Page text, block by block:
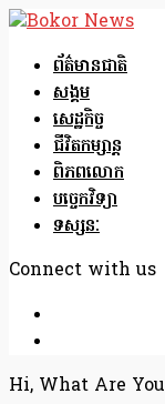
ព័ត៌មានជាតិ
សង្គម
សេដ្ឋកិច្ច
ជីវិតកម្សាន្ត
ពិភពលោក
បច្ចេកវិទ្យា
ទស្សនៈ
Connect with us
Hi, What Are